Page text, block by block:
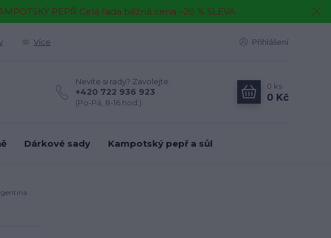
PEPŘ Celá řada běžná cena –20 % SLEVA
Více Přihlášení
Nevíte si rady? Zavolejte.
+420 722 936 923
(Po-Pá, 8-16 hod.)
0 ks
0 Kč
Dárkové sady Kampotský pepř a sůl